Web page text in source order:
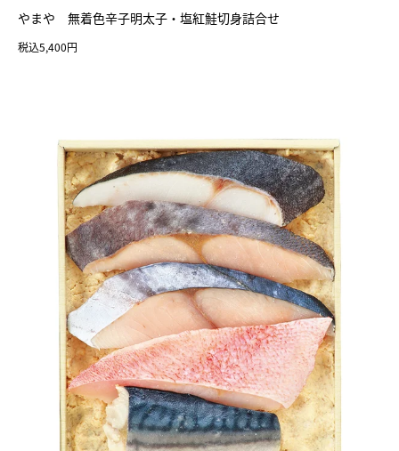
やまや 無着色辛子明太子・塩紅鮭切身詰合せ
税込5,400円